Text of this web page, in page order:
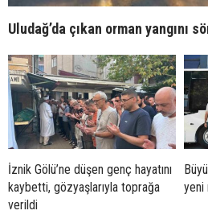
Uludağ’da çıkan orman yangını
İznik Gölü’ne düşen genç hayatını
kaybetti, gözyaşlarıyla toprağa
verildi
yeni